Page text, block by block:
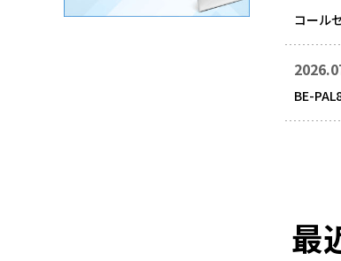
コール
BE-
最